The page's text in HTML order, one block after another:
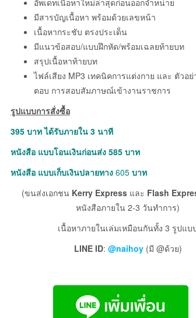
อัพเดทเนื้อหาใหม่ล่าสุดก่อนออกจำหน่าย
มีสารบัญเนื้อหา พร้อมด้วยเลขหน้า
เนื้อหากระชับ ตรงประเด็น
มีแนวข้อสอบ/แบบฝึกหัด/พร้อมเฉลยท้ายบท
สรุปเนื้อหาท้ายบท
ไฟล์เสียง MP3 เทคนิคการแต่งกาย และ ตัวอ
ตอบ การสอบสัมภาษณ์เข้างานราชการ
รูปแบบการสั่งซื้อ
395 บาท ได้รับภายใน 3 นาที
หนังสือ แบบโอนเงินก่อนส่ง 585 บาท
หนังสือ แบบเก็บเงินปลายทาง605บาท
(ขนส่งเอกชน Kerry Expressและ Flash
หนังสือภายใน 2-3 วันทำการ)
เนื้อหาภายในเล่มเหมือนกันทั้ง 3 รูปแบ
LINE ID: @naihoy(มี @ด้วย)